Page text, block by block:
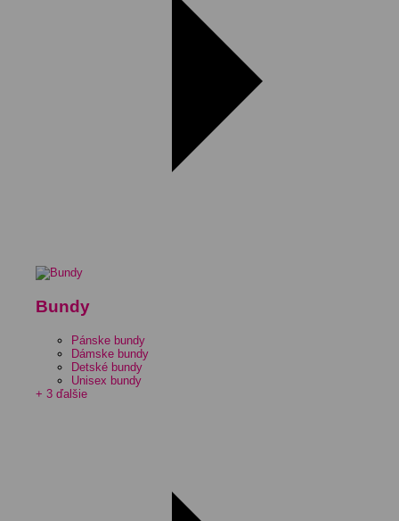
Bundy
Pánske bundy
Dámske bundy
Detské bundy
Unisex bundy
+ 3 ďalšie